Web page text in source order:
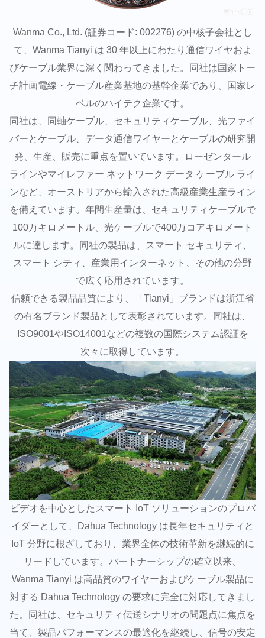
Wanma Co., Ltd. (証券コード: 002276) の中核子会社とし
て、Wanma Tianyi は 30 年以上にわたり通信ワイヤおよ
びケーブル業界に深く関わってきました。同社は国家トー
チ計画電線・ケーブル産業基地の基幹企業であり、国家レ
ベルのハイテク企業です。
同社は、同軸ケーブル、セキュリティケーブル、光ファイ
バーとケーブル、データ通信ワイヤーとケーブルの研究開
発、生産、販売に重点を置いています。ローゼンタール
ラインやマイレファー ネットワーク データ ケーブル ライ
ンなど、オーストリアから輸入された高級産業生産ライン
を備えています。年間生産量は、セキュリティケーブルで
100万キロメートル、光ケーブルで400万コアキロメート
ルに達します。同社の製品は、スマート セキュリティ、
スマート シティ、産業用インターネット、その他の分野
で広く応用されています。
信頼できる製品品質により、「Tianyi」ブランドは浙江省
の有名ブランド製品として表彰されています。同社は、
ISO9001やISO14001などの複数の国際システム認証を
次々に取得しています。
ビデオを中心としたスマート IoT ソリューションのプロバ
イダーとして、Dahua Technology は長年セキュリティと
IoT 分野に根ざしており、業界全体の技術革新を継続的に
リードしています。パートナーシップの確立以来、
Wanma Tianyi は高品質のワイヤーおよびケーブル製品に
対する Dahua Technology の要求に完全に対応してきまし
た。同社は、セキュリティ伝送シナリオの問題点に焦点を
当て、製品パフォーマンスの最適化を継続し、信号の安定